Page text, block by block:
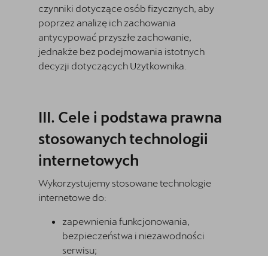
czynniki dotyczące osób fizycznych, aby
poprzez analizę ich zachowania
antycypować przyszłe zachowanie,
jednakże bez podejmowania istotnych
decyzji dotyczących Użytkownika.
Cele i podstawa prawna
stosowanych technologii
internetowych
Wykorzystujemy stosowane technologie
internetowe do:
zapewnienia funkcjonowania,
bezpieczeństwa i niezawodności
serwisu;